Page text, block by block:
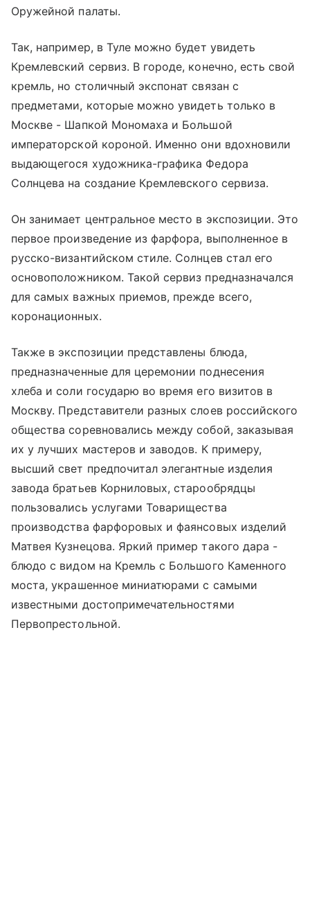
Оружейной палаты.
Так, например, в Туле можно будет увидеть
Кремлевский сервиз. В городе, конечно, есть свой
кремль, но столичный экспонат связан с
предметами, которые можно увидеть только в
Москве - Шапкой Мономаха и Большой
императорской короной. Именно они вдохновили
выдающегося художника-графика Федора
Солнцева на создание Кремлевского сервиза.
Он занимает центральное место в экспозиции. Это
первое произведение из фарфора, выполненное в
русско-византийском стиле. Солнцев стал его
основоположником. Такой сервиз предназначался
для самых важных приемов, прежде всего,
коронационных.
Также в экспозиции представлены блюда,
предназначенные для церемонии поднесения
хлеба и соли государю во время его визитов в
Москву. Представители разных слоев российского
общества соревновались между собой, заказывая
их у лучших мастеров и заводов. К примеру,
высший свет предпочитал элегантные изделия
завода братьев Корниловых, старообрядцы
пользовались услугами Товарищества
производства фарфоровых и фаянсовых изделий
Матвея Кузнецова. Яркий пример такого дара -
блюдо с видом на Кремль с Большого Каменного
моста, украшенное миниатюрами с самыми
известными достопримечательностями
Первопрестольной.